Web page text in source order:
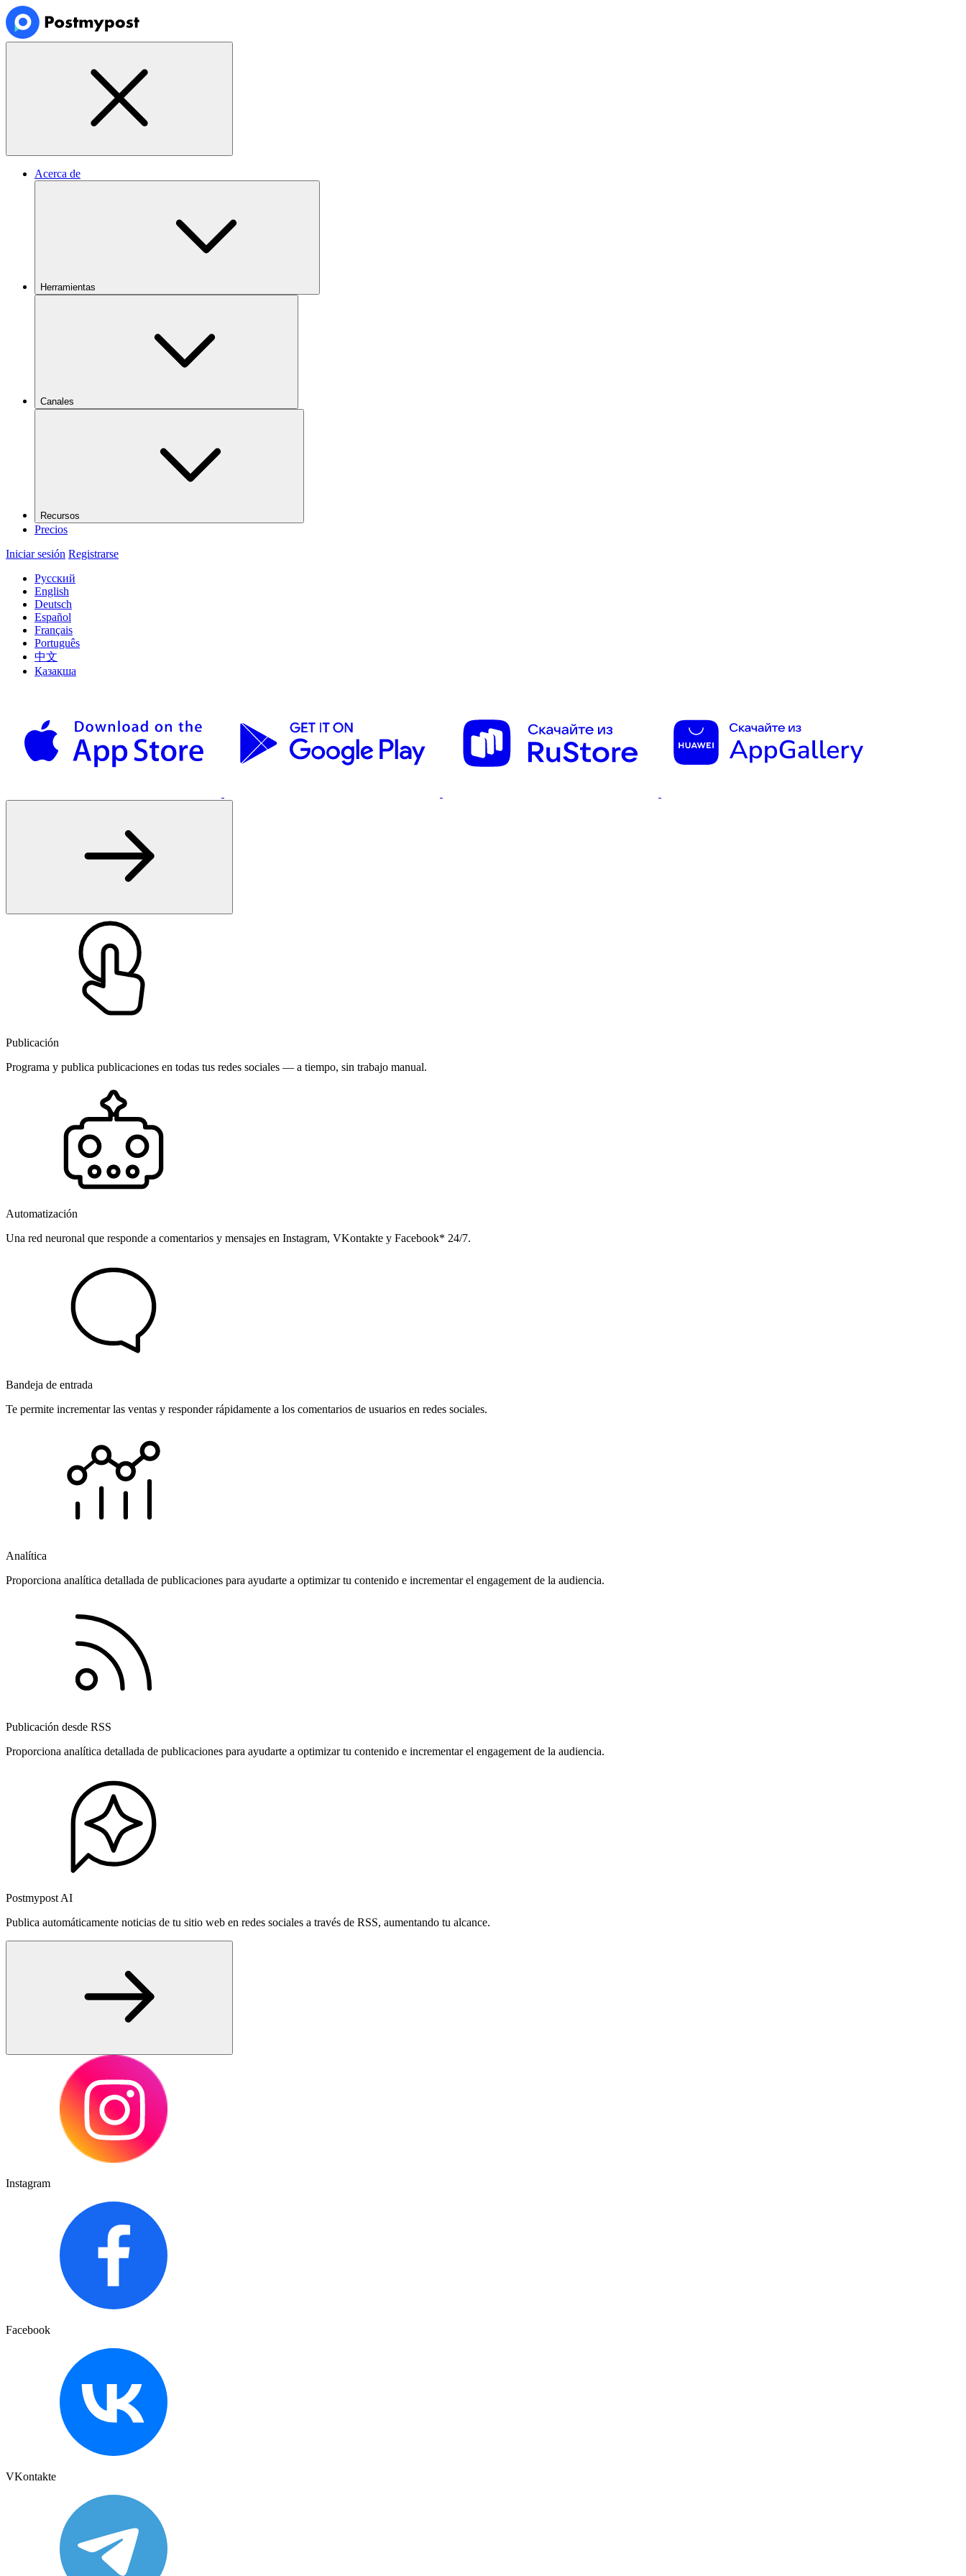
Acerca de
Herramientas
Canales
Recursos
Precios
Iniciar sesión Registrarse
Русский
English
Deutsch
Español
Français
Português
中文
Қазақша
Publicación
Programa y publica publicaciones en todas tus redes sociales — a tiempo, sin trabajo manual.
Automatización
Una red neuronal que responde a comentarios y mensajes en Instagram, VKontakte y Facebook* 24/7.
Bandeja de entrada
Te permite incrementar las ventas y responder rápidamente a los comentarios de usuarios en redes sociales.
Analítica
Proporciona analítica detallada de publicaciones para ayudarte a optimizar tu contenido e incrementar el engagement de la audiencia.
Publicación desde RSS
Proporciona analítica detallada de publicaciones para ayudarte a optimizar tu contenido e incrementar el engagement de la audiencia.
Postmypost AI
Publica automáticamente noticias de tu sitio web en redes sociales a través de RSS, aumentando tu alcance.
Instagram
Facebook
VKontakte